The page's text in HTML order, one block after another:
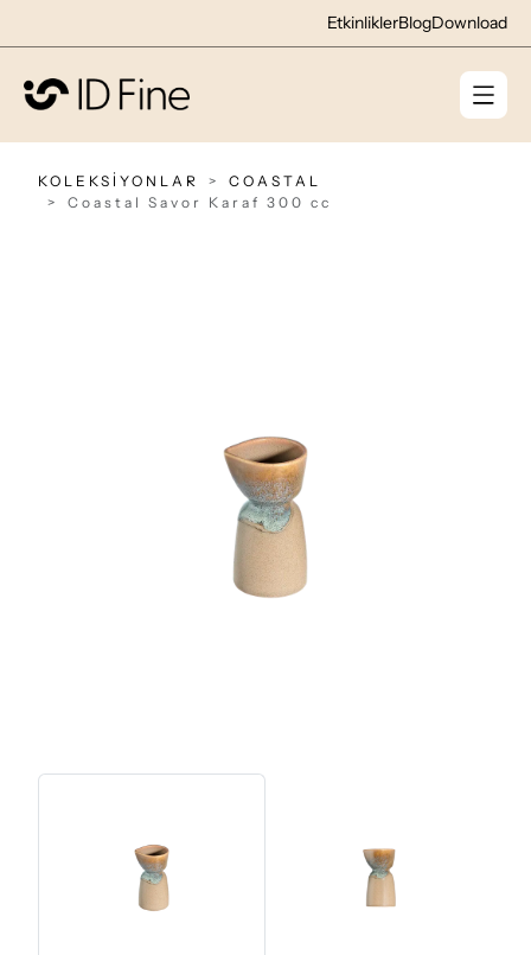
EtkinliklerBlogDownload
KOLEKSİYONLAR
COASTAL
Coastal Savor Karaf 300 cc